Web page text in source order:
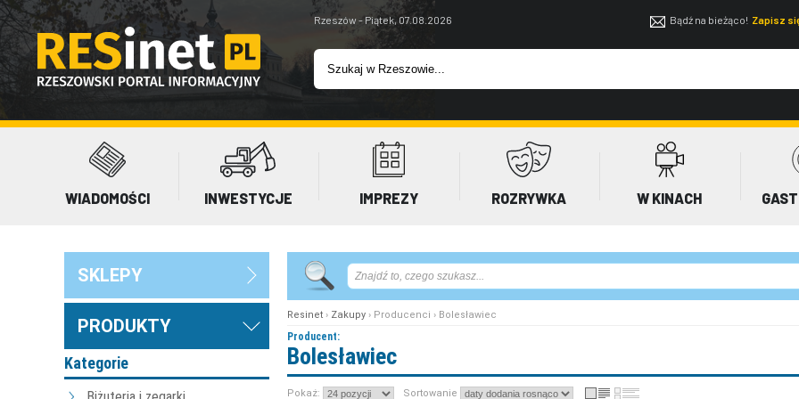
Rzeszów - Piątek, 07.08.2026 Bądź na bieżąco! Zapisz
WIADOMOŚCI INWESTYCJE IMPREZY ROZRYWKA W KINACH
SKLEPY
PRODUKTY
Kategorie
Resinet › Zakupy › Producenci › Bolesławiec
Producent:
Bolesławiec
Pokaż: Sortowanie